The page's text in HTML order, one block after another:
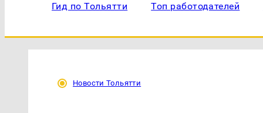
Гид по Тольятти Топ работодателей
Новости Тольятти